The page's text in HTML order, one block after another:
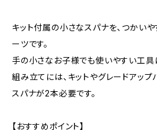
キット付属の小さなスパナを、つかい
ーツです。
手の小さなお子様でも使いやすい工具
組み立てには、キットやグレードアッ
スパナが2本必要です。
【おすすめポイント】